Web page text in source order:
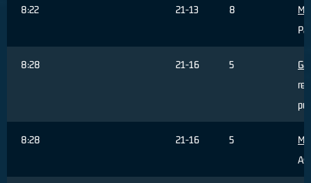
8:22 21-13 8
8:28 21-16 5
8:28 21-16 5